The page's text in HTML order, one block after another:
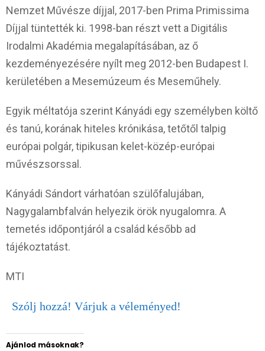
Nemzet Művésze díjjal, 2017-ben Prima Primissima
Díjjal tüntették ki. 1998-ban részt vett a Digitális
Irodalmi Akadémia megalapításában, az ő
kezdeményezésére nyílt meg 2012-ben Budapest I.
kerületében a Mesemúzeum és Meseműhely.
Egyik méltatója szerint Kányádi egy személyben költő
és tanú, korának hiteles krónikása, tetőtől talpig
európai polgár, tipikusan kelet-közép-európai
művészsorssal.
Kányádi Sándort várhatóan szülőfalujában,
Nagygalambfalván helyezik örök nyugalomra. A
temetés időpontjáról a család később ad
tájékoztatást.
MTI
Szólj hozzá! Várjuk a véleményed!
Ajánlod másoknak?